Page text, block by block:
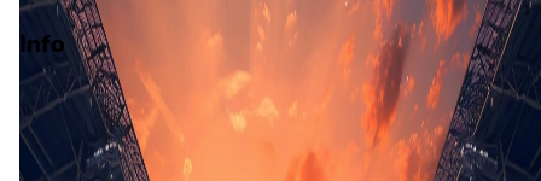
Info
Op 17 februari 2026 gaat Lillestroem de strijd aan met FK
Haugesund. De wedstrijd wordt afgetrapt om 17:00 en wordt
gespeeld in de Club Vriendschappelijk.
Stadion: Onbekend